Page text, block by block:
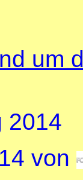
um
2014
von